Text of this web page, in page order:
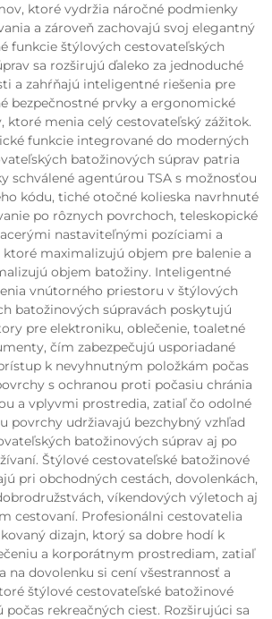
ktoré vydržia náročné podmienky
a zároveň zachovajú svoj elegantný
funkcie štýlových cestovateľských
sa rozširujú ďaleko za jednoduché
a zahŕňajú inteligentné riešenia pre
bezpečnostné prvky a ergonomické
menia celý cestovateľský zážitok.
funkcie integrované do moderných
batožinových súprav patria
schválené agentúrou TSA s možnosťou
kódu, tiché otočné kolieska navrhnuté
po rôznych povrchoch, teleskopické
nastaviteľnými pozíciami a
ktoré maximalizujú objem pre balenie a
objem batožiny. Inteligentné
vnútorného priestoru v štýlových
batožinových súpravách poskytujú
pre elektroniku, oblečenie, toaletné
čím zabezpečujú usporiadané
k nevyhnutným položkám počas
s ochranou proti počasiu chránia
a vplyvmi prostredia, zatiaľ čo odolné
povrchy udržiavajú bezchybný vzhľad
batožinových súprav aj po
Štýlové cestovateľské batožinové
pri obchodných cestách, dovolenkách,
víkendových výletoch aj
cestovaní. Profesionálni cestovatelia
dizajn, ktorý sa dobre hodí k
a korporátnym prostrediam, zatiaľ
na dovolenku si cení všestrannosť a
štýlové cestovateľské batožinové
počas rekreačných ciest. Rozširujúci sa